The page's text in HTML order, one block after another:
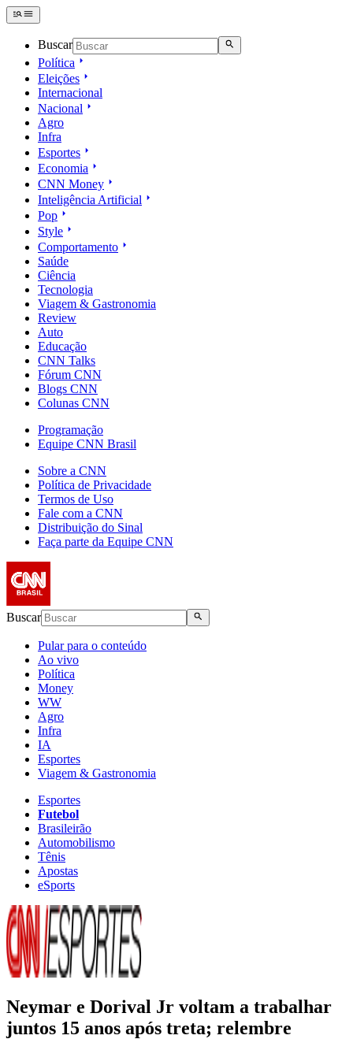
Buscar
Política
Eleições
Internacional
Nacional
Agro
Infra
Esportes
Economia
CNN Money
Inteligência Artificial
Pop
Style
Comportamento
Saúde
Ciência
Tecnologia
Viagem & Gastronomia
Review
Auto
Educação
CNN Talks
Fórum CNN
Blogs CNN
Colunas CNN
Programação
Equipe CNN Brasil
Sobre a CNN
Política de Privacidade
Termos de Uso
Fale com a CNN
Distribuição do Sinal
Faça parte da Equipe CNN
Buscar
Pular para o conteúdo
Ao vivo
Política
Money
WW
Agro
Infra
IA
Esportes
Viagem & Gastronomia
Esportes
Futebol
Brasileirão
Automobilismo
Tênis
Apostas
eSports
Neymar e Dorival Jr voltam a trabalhar
juntos 15 anos após treta; relembre